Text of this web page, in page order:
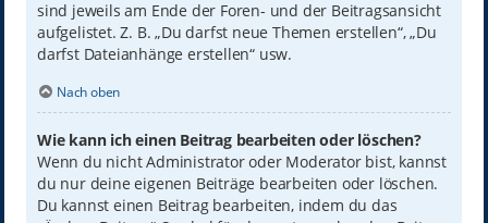
sind jeweils am Ende der Foren- und der Beitragsansicht
aufgelistet. Z. B. „Du darfst neue Themen erstellen“, „Du
darfst Dateianhänge erstellen“ usw.
Nach oben
Wie kann ich einen Beitrag bearbeiten oder löschen?
Wenn du nicht Administrator oder Moderator bist, kannst
du nur deine eigenen Beiträge bearbeiten oder löschen.
Du kannst einen Beitrag bearbeiten, indem du das